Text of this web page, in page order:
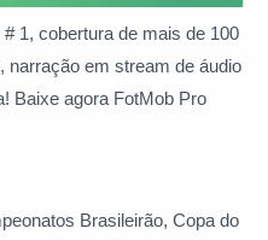
1, cobertura de mais de 100
narração em stream de áudio
Baixe agora FotMob Pro
Brasileirão, Copa do